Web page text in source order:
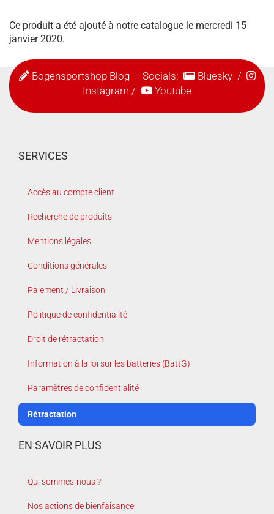
Ce produit a été ajouté à notre catalogue le mercredi 15
janvier 2020.
Bogensportshop Blog- Socials: Bluesky/
Instagram / Youtube
SERVICES
Accès au compte client
Recherche de produits
Mentions légales
Conditions générales
Paiement / Livraison
Politique de confidentialité
Droit de rétractation
Information à la loi sur les batteries (BattG)
Paramètres de confidentialité
Rétractation
EN SAVOIR PLUS
Qui sommes-nous ?
Nos actions de bienfaisance